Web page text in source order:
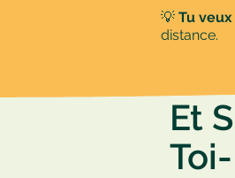
💡 Tu
distance.
Et